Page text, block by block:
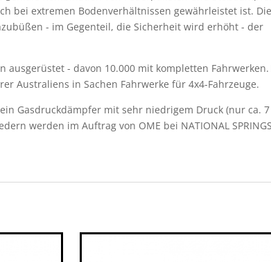
bei extremen Bodenverhältnissen gewährleistet ist. Die
- im Gegenteil, die Sicherheit wird erhöht - der
- davon 10.000 mit kompletten Fahrwerken.
Australiens in Sachen Fahrwerke für 4x4-Fahrzeuge.
Gasdruckdämpfer mit sehr niedrigem Druck (nur ca.
werden im Auftrag von OME bei NATIONAL